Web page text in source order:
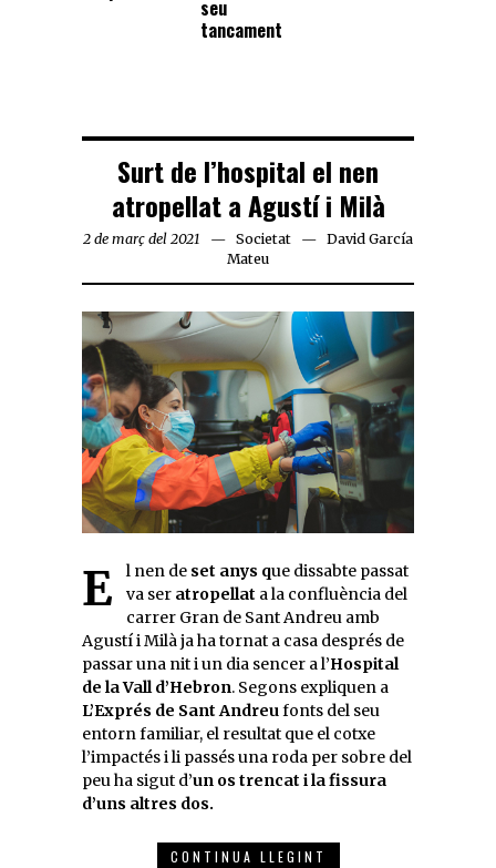
seu
tancament
Surt de l’hospital el nen
atropellat a Agustí i Milà
2 de març del 2021 Societat
David García
Mateu
El nen de set anys que dissabte passat
va ser atropellat a la confluència del
carrer Gran de Sant Andreu amb
Agustí i Milà ja ha tornat a casa després de
passar una nit i un dia sencer a l’Hospital
de la Vall d’Hebron. Segons expliquen a
L’Exprés de Sant Andreufonts del seu
entorn familiar, el resultat que el cotxe
l’impactés i li passés una roda per sobre del
peu ha sigut d’un os trencat i la fissura
d’uns altres dos.
CONTINUA LLEGINT